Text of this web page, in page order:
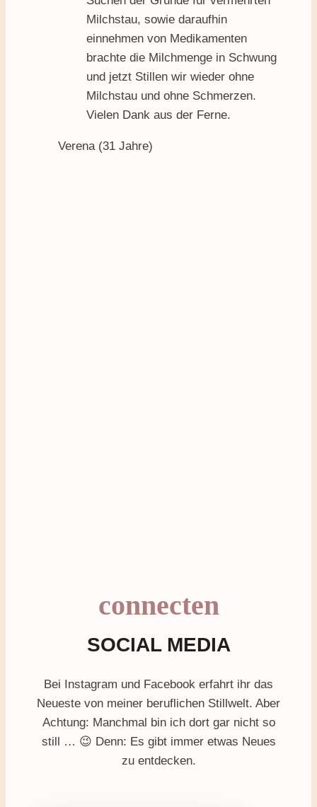
Milchstau, sowie daraufhin
einnehmen von Medikamenten
brachte die Milchmenge in Schwung
und jetzt Stillen wir wieder ohne
Milchstau und ohne Schmerzen.
Vielen Dank aus der Ferne.
Verena (31 Jahre)
connecten
SOCIAL MEDIA
Bei Instagram und Facebook erfahrt ihr das
Neueste von meiner beruflichen Stillwelt. Aber
Achtung: Manchmal bin ich dort gar nicht so
still … 😉 Denn: Es gibt immer etwas Neues
zu entdecken.